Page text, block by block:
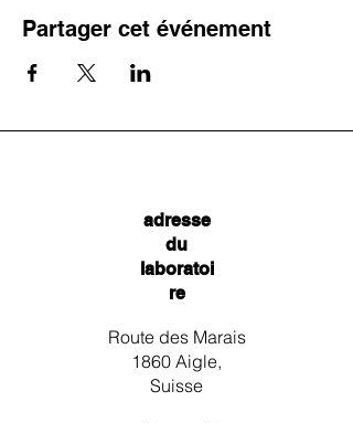
Partager cet événement
adresse
du
laboratoi
re
Route des Marais
1860 Aigle,
Suisse